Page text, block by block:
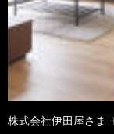
株式会社伊田屋さま